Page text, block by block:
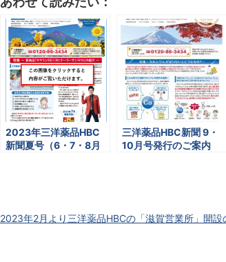
2023年三洋薬品HBC
新聞夏号（6・7・8月
三洋薬品HBC新聞 9・
10月号発行のご案内
2023年2月より三洋薬品HBCの「滋賀営業所」開設